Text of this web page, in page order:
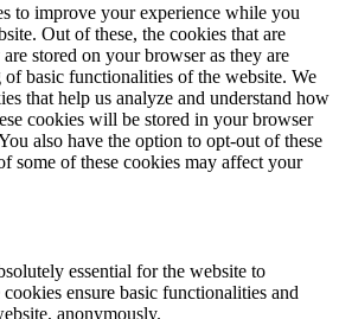
to improve your experience while you
Out of these, the cookies that are
are stored on your browser as they are
basic functionalities of the website. We
that help us analyze and understand how
cookies will be stored in your browser
also have the option to opt-out of these
some of these cookies may affect your
essential for the website to
ensure basic functionalities and
anonymously.